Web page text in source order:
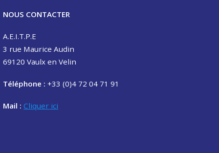
NOUS CONTACTER
A.E.I.T.P.E
3 rue Maurice Audin
69120 Vaulx en Velin
Téléphone : +33 (0)4 72 04 71 91
Mail : Cliquer ici